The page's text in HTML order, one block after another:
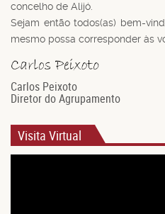
concelho de Alijó.
Sejam então todos(as) bem-
mesmo possa corresponder às
Carlos Peixoto
Diretor do Agrupamento
Visita Virtual